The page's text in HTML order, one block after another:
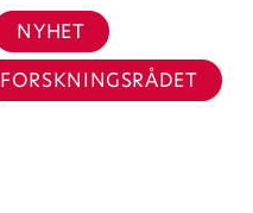
NYHET
FORSKNINGSRÅDET